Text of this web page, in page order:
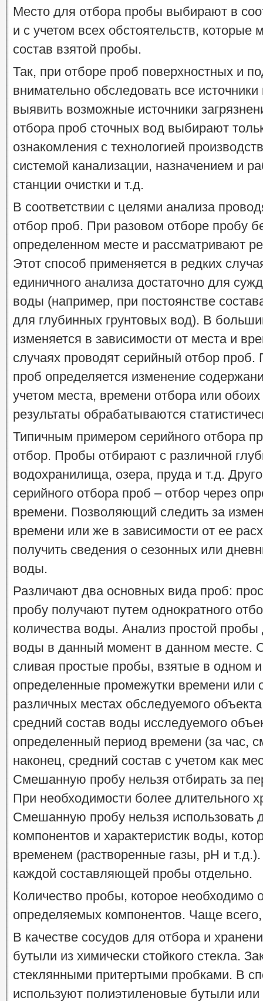
Место для отбора пробы выбирают в
и с учетом всех обстоятельств, которые
состав взятой пробы.
Так, при отборе проб поверхностных и
внимательно обследовать все
выявить возможные источники
отбора проб сточных вод выбирают
ознакомления с технологией
системой канализации, назначением и
станции очистки и т.д.
В соответствии с целями анализа
отбор проб. При разовом отборе пробу
определенном месте и рассматривают
Этот способ применяется в редких
единичного анализа достаточно для
воды (например, при постоянстве
для глубинных грунтовых вод). В
изменяется в зависимости от места и
случаях проводят серийный отбор проб.
проб определяется изменение
учетом места, времени отбора или
результаты обрабатываются
Типичным примером серийного отбора
отбор. Пробы отбирают с различной
водохранилища, озера, пруда и т.д.
серийного отбора проб – отбор через
времени. Позволяющий следить за
времени или же в зависимости от ее
получить сведения о сезонных или
воды.
Различают два основных вида проб:
пробу получают путем однократного
количества воды. Анализ простой пробы
воды в данный момент в данном месте.
сливая простые пробы, взятые в одном
определенные промежутки времени или
различных местах обследуемого
средний состав воды исследуемого
определенный период времени (за час,
наконец, средний состав с учетом как
Смешанную пробу нельзя отбирать за
При необходимости более длительного
Смешанную пробу нельзя использовать
компонентов и характеристик воды,
временем (растворенные газы, pH и
каждой составляющей пробы отдельно.
Количество пробы, которое необходимо
определяемых компонентов. Чаще
В качестве сосудов для отбора и
бутыли из химически стойкого стекла.
стеклянными притертыми пробками. В
используют полиэтиленовые бутыли